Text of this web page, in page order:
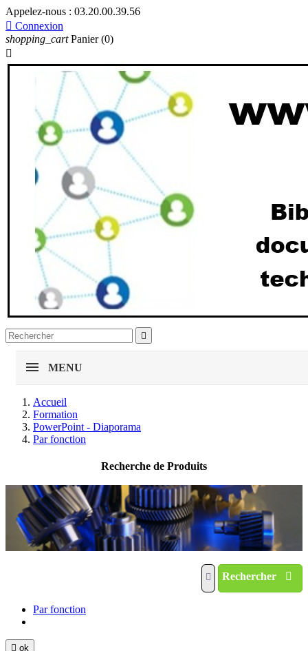
Appelez-nous : 03.20.00.39.56
 Connexion
shopping_cart Panier (0)


MENU
Accueil
Formation
PowerPoint - Diaporama
Par fonction
Recherche de Produits
Rechercher
Par fonction
 ok